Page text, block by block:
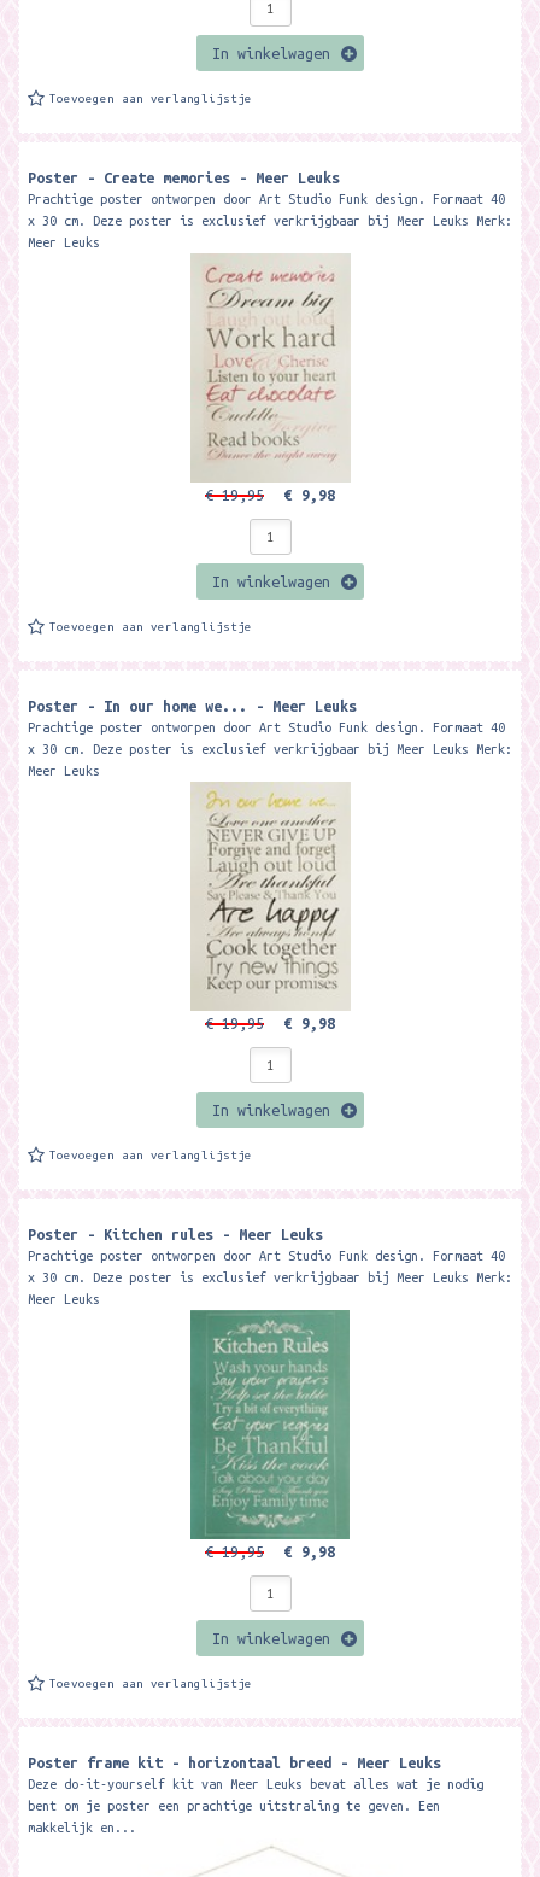
In winkelwagen
Toevoegen aan verlanglijstje
Poster - Create memories - Meer Leuks
Prachtige poster ontworpen door Art Studio Funk design. Formaat 40
x 30 cm. Deze poster is exclusief verkrijgbaar bij Meer Leuks Merk:
Meer Leuks
€ 19,95 € 9,98
In winkelwagen
Toevoegen aan verlanglijstje
Poster - In our home we... - Meer Leuks
Prachtige poster ontworpen door Art Studio Funk design. Formaat 40
x 30 cm. Deze poster is exclusief verkrijgbaar bij Meer Leuks Merk:
Meer Leuks
€ 19,95 € 9,98
In winkelwagen
Toevoegen aan verlanglijstje
Poster - Kitchen rules - Meer Leuks
Prachtige poster ontworpen door Art Studio Funk design. Formaat 40
x 30 cm. Deze poster is exclusief verkrijgbaar bij Meer Leuks Merk:
Meer Leuks
€ 19,95 € 9,98
In winkelwagen
Toevoegen aan verlanglijstje
Poster frame kit - horizontaal breed - Meer Leuks
Deze do-it-yourself kit van Meer Leuks bevat alles wat je nodig
bent om je poster een prachtige uitstraling te geven. Een
makkelijk en...